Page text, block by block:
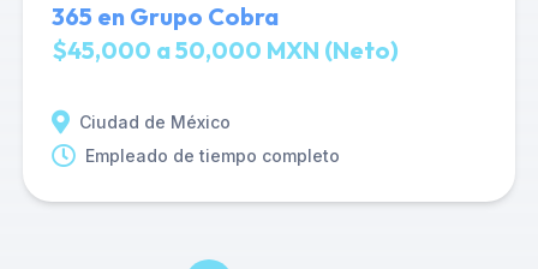
365 en Grupo Cobra
$45,000 a 50,000 MXN (Neto)
Ciudad de México
Empleado de tiempo completo